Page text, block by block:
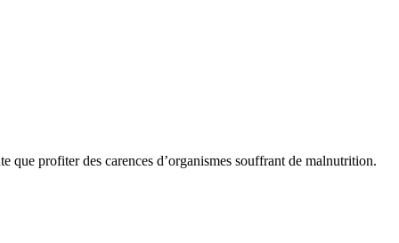
que profiter des carences d’organismes souffrant de malnutrition.